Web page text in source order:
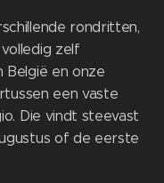
rondritten,
zelf
en onze
een vaste
Die vindt steevast
of de eerste